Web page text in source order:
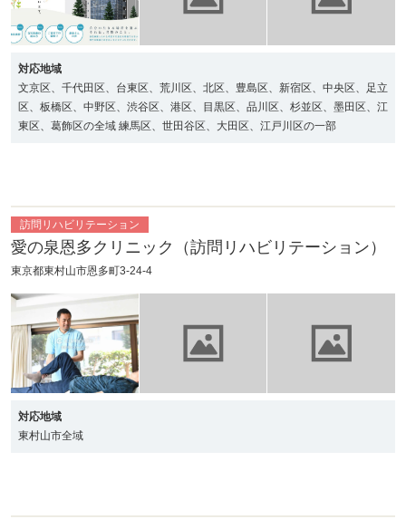
料金プラン
脳トレ -頭の体操-
介護事業所検索
ポケットレシピ
キャンペーン一覧
プライバシーポリシー
掲載をご希望の方
対応地域
文京区、千代田区、台東区、荒川区、北区、豊島区、新宿区、中央区、足立
区、板橋区、中野区、渋谷区、港区、目黒区、品川区、杉並区、墨田区、江
東区、葛飾区の全域 練馬区、世田谷区、大田区、江戸川区の一部
訪問リハビリテーション
愛の泉恩多クリニック（訪問リハビリテーション）
東京都東村山市恩多町3-24-4
対応地域
東村山市全域